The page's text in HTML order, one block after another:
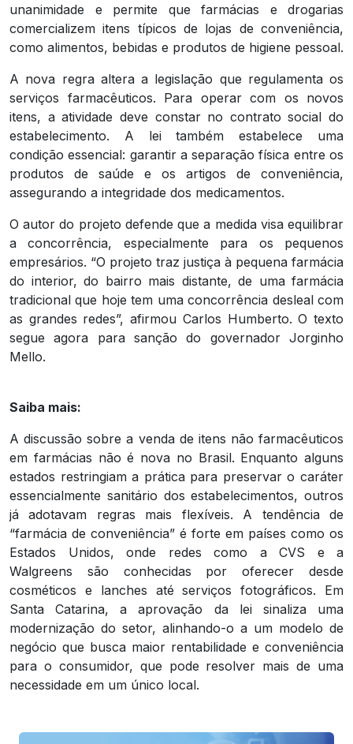
unanimidade e permite que farmácias e drogarias
comercializem itens típicos de lojas de conveniência,
como alimentos, bebidas e produtos de higiene pessoal.
A nova regra altera a legislação que regulamenta os
serviços farmacêuticos. Para operar com os novos
itens, a atividade deve constar no contrato social do
estabelecimento. A lei também estabelece uma
condição essencial: garantir a separação física entre os
produtos de saúde e os artigos de conveniência,
assegurando a integridade dos medicamentos.
O autor do projeto defende que a medida visa equilibrar
a concorrência, especialmente para os pequenos
empresários. “O projeto traz justiça à pequena farmácia
do interior, do bairro mais distante, de uma farmácia
tradicional que hoje tem uma concorrência desleal com
as grandes redes”, afirmou Carlos Humberto. O texto
segue agora para sanção do governador Jorginho
Mello.
Saiba mais:
A discussão sobre a venda de itens não farmacêuticos
em farmácias não é nova no Brasil. Enquanto alguns
estados restringiam a prática para preservar o caráter
essencialmente sanitário dos estabelecimentos, outros
já adotavam regras mais flexíveis. A tendência de
“farmácia de conveniência” é forte em países como os
Estados Unidos, onde redes como a CVS e a
Walgreens são conhecidas por oferecer desde
cosméticos e lanches até serviços fotográficos. Em
Santa Catarina, a aprovação da lei sinaliza uma
modernização do setor, alinhando-o a um modelo de
negócio que busca maior rentabilidade e conveniência
para o consumidor, que pode resolver mais de uma
necessidade em um único local.